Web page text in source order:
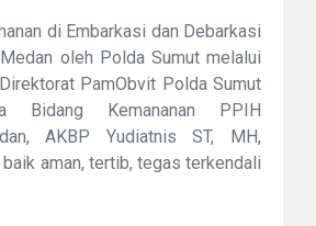
di Embarkasi dan Debarkasi
oleh Polda Sumut melalui
PamObvit Polda Sumut
Bidang Kemananan PPIH
AKBP Yudiatnis ST, MH,
aman, tertib, tegas terkendali